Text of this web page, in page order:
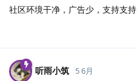
社区环境干净，广告少，支持支持
听雨小筑 5 6月